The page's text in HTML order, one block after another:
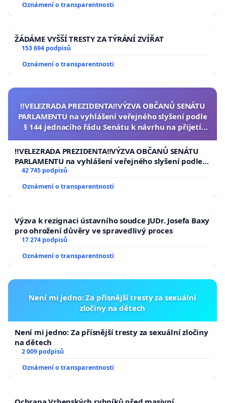
Oznámení o transparentnosti
ŽÁDÁME VYŠŠÍ TRESTY ZA TÝRÁNÍ ZVÍŘAT
153 694 podpisů
Oznámení o transparentnosti
‼️VELEZRADA PREZIDENTA‼️VÝZVA OBČANŮ SENÁTU
PARLAMENTU na vyhlášení veřejného slyšení podle
§ 144 jednacího řádu Senátu k návrhu na přijetí
republiky
‼️VELEZRADA PREZIDENTA‼️VÝZVA OBČANŮ SENÁTU
PARLAMENTU na vyhlášení veřejného slyšení podle §
144 jednacího řádu Senátu k návrhu na přijetí
usnesení k podání ústavní žaloby na prezidenta
republiky
42 745 podpisů
Oznámení o transparentnosti
Výzva k rezignaci ústavního soudce JUDr. Josefa Baxy
pro ohrožení důvěry ve spravedlivý proces
17 274 podpisů
Oznámení o transparentnosti
Není mi jedno: Za přísnější tresty za sexuální
zločiny na dětech
Není mi jedno: Za přísnější tresty za sexuální zločiny
na dětech
2 009 podpisů
Oznámení o transparentnosti